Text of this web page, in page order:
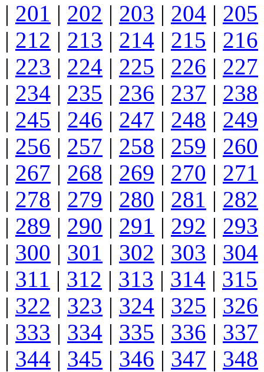
| 201 | 202 | 203 | 204 | 205
| 212 | 213 | 214 | 215 | 216
| 223 | 224 | 225 | 226 | 227
| 234 | 235 | 236 | 237 | 238
| 245 | 246 | 247 | 248 | 249
| 256 | 257 | 258 | 259 | 260
| 267 | 268 | 269 | 270 | 271
| 278 | 279 | 280 | 281 | 282
| 289 | 290 | 291 | 292 | 293
| 300 | 301 | 302 | 303 | 304
| 311 | 312 | 313 | 314 | 315
| 322 | 323 | 324 | 325 | 326
| 333 | 334 | 335 | 336 | 337
| 344 | 345 | 346 | 347 | 348